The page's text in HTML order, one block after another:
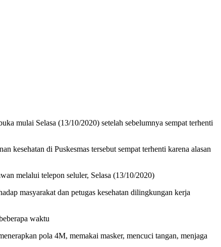
mulai Selasa (13/10/2020) setelah sebelumnya sempat terhenti
kesehatan di Puskesmas tersebut sempat terhenti karena alasan
melalui telepon seluler, Selasa (13/10/2020)
masyarakat dan petugas kesehatan dilingkungan kerja
waktu
pola 4M, memakai masker, mencuci tangan, menjaga